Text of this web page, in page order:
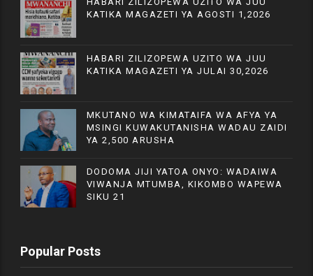
KATIKA MAGAZETI YA AGOSTI 1,2026
HABARI ZILIZOPEWA UZITO WA JUU
KATIKA MAGAZETI YA JULAI 30,2026
MKUTANO WA KIMATAIFA WA AFYA YA
MSINGI KUWAKUTANISHA WADAU ZAIDI
YA 2,500 ARUSHA
DODOMA JIJI YATOA ONYO: WADAIWA
VIWANJA MTUMBA, KIKOMBO WAPEWA
SIKU 21
Popular Posts